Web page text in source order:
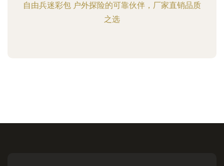
自由兵迷彩包 户外探险的可靠伙伴，厂家直销品质
之选